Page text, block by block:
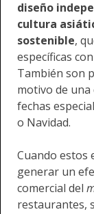
diseño
cultura
sostenible,
específicas
También son
motivo de una
fechas
o Navidad.
Cuando estos
generar un
comercial del
restaurantes,